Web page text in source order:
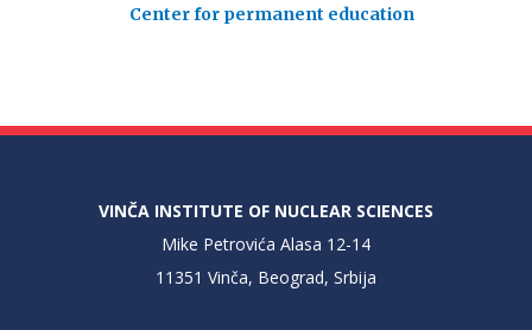
Center for permanent education
VINČA INSTITUTE OF NUCLEAR SCIENCES
Mike Petrovića Alasa 12-14
11351 Vinča, Beograd, Srbija